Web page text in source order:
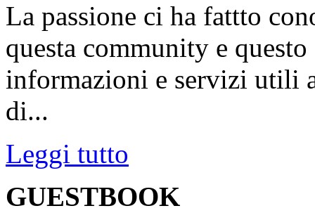
La passione ci ha fattto
questa community e
informazioni e servizi utili
di...
Leggi tutto
GUESTBOOK